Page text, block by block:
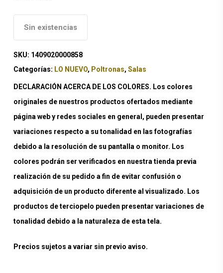
Sin existencias
SKU: 1409020000858
Categorías: LO NUEVO, Poltronas, Salas
DECLARACIÓN ACERCA DE LOS COLORES. Los colores
originales de nuestros productos ofertados mediante
página web y redes sociales en general, pueden presentar
variaciones respecto a su tonalidad en las fotografías
debido a la resolución de su pantalla o monitor. Los
colores podrán ser verificados en nuestra tienda previa
realización de su pedido a fin de evitar confusión o
adquisición de un producto diferente al visualizado. Los
productos de terciopelo pueden presentar variaciones de
tonalidad debido a la naturaleza de esta tela.
Precios sujetos a variar sin previo aviso.